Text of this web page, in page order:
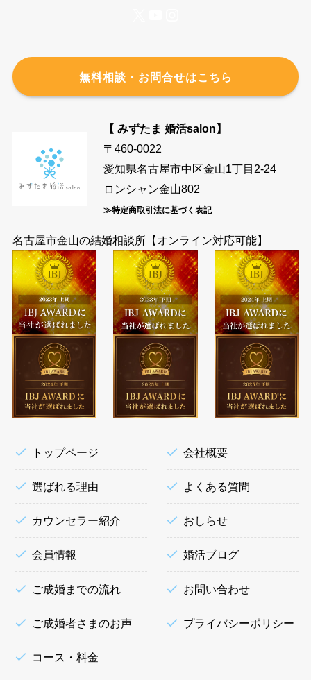
無料相談・お問合せはこちら
【 みずたま 婚活salon】
〒460-0022
愛知県名古屋市中区金山1丁目2-24
ロンシャン金山802
≫特定商取引法に基づく表記
名古屋市金山の結婚相談所【オンライン対応可能】
トップページ
選ばれる理由
カウンセラー紹介
会員情報
ご成婚までの流れ
ご成婚者さまのお声
コース・料金
会社概要
よくある質問
おしらせ
婚活ブログ
お問い合わせ
プライバシーポリシー